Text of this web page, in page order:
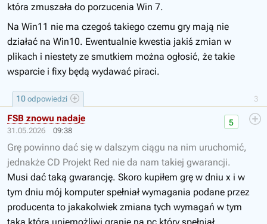
3
10 odpowiedzi
która zmuszała do porzucenia Win 7.
Na Win11 nie ma czegoś takiego czemu gry mają nie
działać na Win10. Ewentualnie kwestia jakiś zmian w
plikach i niestety ze smutkiem można ogłosić, że takie
wsparcie i fixy będą wydawać piraci.
31.05.2026 09:38
5
FSB znowu nadaje
Grę powinno dać się w dalszym ciągu na nim uruchomić,
jednakże CD Projekt Red nie da nam takiej gwarancji.
Musi dać taką gwarancję. Skoro kupiłem grę w dniu x i w
tym dniu mój komputer spełniał wymagania podane przez
producenta to jakakolwiek zmiana tych wymagań w tym